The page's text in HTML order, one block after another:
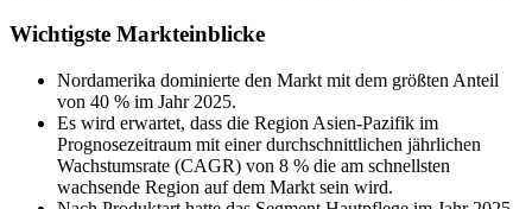
Wichtigste Markteinblicke
Nordamerika dominierte den Markt mit dem größten Anteil
von 40 % im Jahr 2025.
Es wird erwartet, dass die Region Asien-Pazifik im
Prognosezeitraum mit einer durchschnittlichen jährlichen
Wachstumsrate (CAGR) von 8 % die am schnellsten
wachsende Region auf dem Markt sein wird.